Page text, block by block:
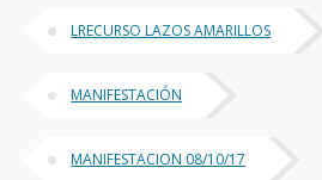
LRECURSO LAZOS AMARILLOS
MANIFESTACIÓN
MANIFESTACION 08/10/17